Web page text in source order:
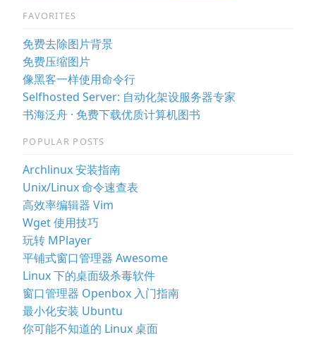
FAVORITES
免费去除图片背景
免费压缩图片
像黑客一样使用命令行
Selfhosted Server: 自动化架设服务器专家
书海泛舟 · 免费下载优质计算机图书
POPULAR POSTS
Archlinux 安装指南
Unix/Linux 命令速查表
高效率编辑器 Vim
Wget 使用技巧
玩转 MPlayer
平铺式窗口管理器 Awesome
Linux 下的桌面级杀毒软件
窗口管理器 Openbox 入门指南
最小化安装 Ubuntu
你可能不知道的 Linux 桌面